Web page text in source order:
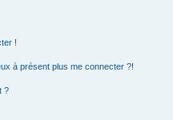
!
à présent plus me connecter ?!
?